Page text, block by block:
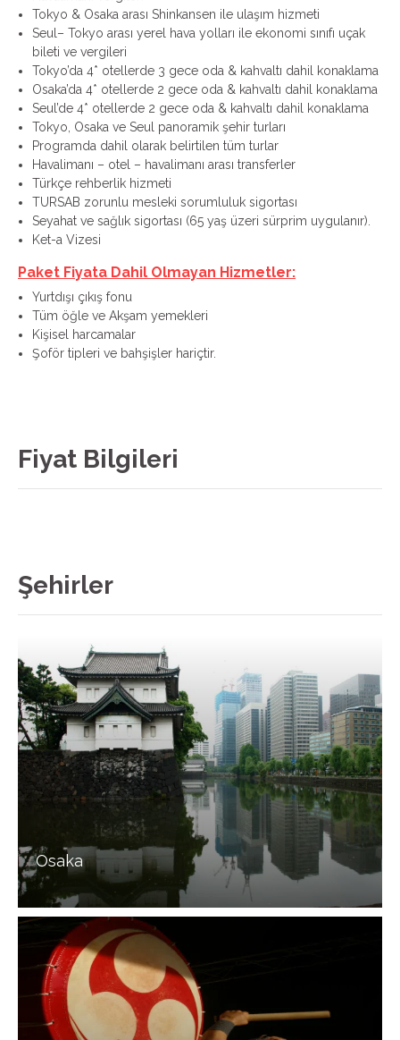
Tokyo & Osaka arası Shinkansen ile ulaşım hizmeti
Seul– Tokyo arası yerel hava yolları ile ekonomi sınıfı uçak
bileti ve vergileri
Tokyo’da 4* otellerde 3 gece oda & kahvaltı dahil konaklama
Osaka’da 4* otellerde 2 gece oda & kahvaltı dahil konaklama
Seul’de 4* otellerde 2 gece oda & kahvaltı dahil konaklama
Tokyo, Osaka ve Seul panoramik şehir turları
Programda dahil olarak belirtilen tüm turlar
Havalimanı – otel – havalimanı arası transferler
Türkçe rehberlik hizmeti
TURSAB zorunlu mesleki sorumluluk sigortası
Seyahat ve sağlık sigortası (65 yaş üzeri sürprim uygulanır).
Ket-a Vizesi
Paket Fiyata Dahil Olmayan Hizmetler:
Yurtdışı çıkış fonu
Tüm öğle ve Akşam yemekleri
Kişisel harcamalar
Şoför tipleri ve bahşişler hariçtir.
Fiyat Bilgileri
Şehirler
Osaka